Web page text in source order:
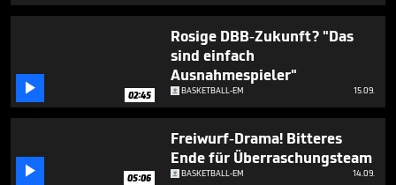
 02:45
Rosige DBB-Zukunft? "Das
sind einfach
Ausnahmespieler"
BASKETBALL-EM 15.09.
 05:06
Freiwurf-Drama! Bitteres
Ende für Überraschungsteam
BASKETBALL-EM 14.09.